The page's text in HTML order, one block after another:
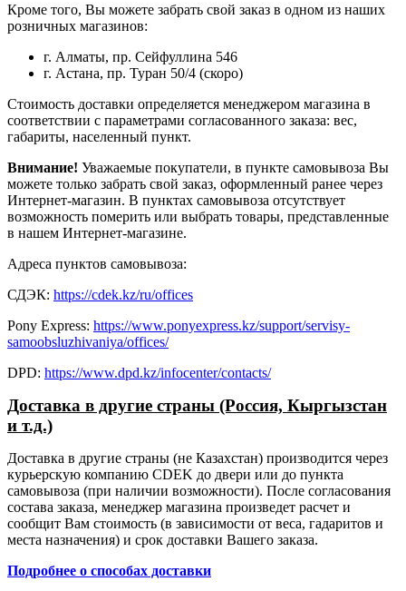
Кроме того, Вы можете забрать свой заказ в одном из наших
розничных магазинов:
г. Алматы, пр. Сейфуллина 546
г. Астана, пр. Туран 50/4 (скоро)
Стоимость доставки определяется менеджером магазина в
соответствии с параметрами согласованного заказа: вес,
габариты, населенный пункт.
Внимание! Уважаемые покупатели, в пункте самовывоза Вы
можете только забрать свой заказ, оформленный ранее через
Интернет-магазин. В пунктах самовывоза отсутствует
возможность померить или выбрать товары, представленные
в нашем Интернет-магазине.
Адреса пунктов самовывоза:
СДЭК: https://cdek.kz/ru/offices
Pony Express: https://www.ponyexpress.kz/support/servisy-
samoobsluzhivaniya/offices/
DPD: https://www.dpd.kz/infocenter/contacts/
Доставка в другие страны (Россия, Кыргызстан
и т.д.)
Доставка в другие страны (не Казахстан) производится через
курьерскую компанию CDEK до двери или до пункта
самовывоза (при наличии возможности). После согласования
состава заказа, менеджер магазина произведет расчет и
сообщит Вам стоимость (в зависимости от веса, гадаритов и
места назначения) и срок доставки Вашего заказа.
Подробнее о способах доставки